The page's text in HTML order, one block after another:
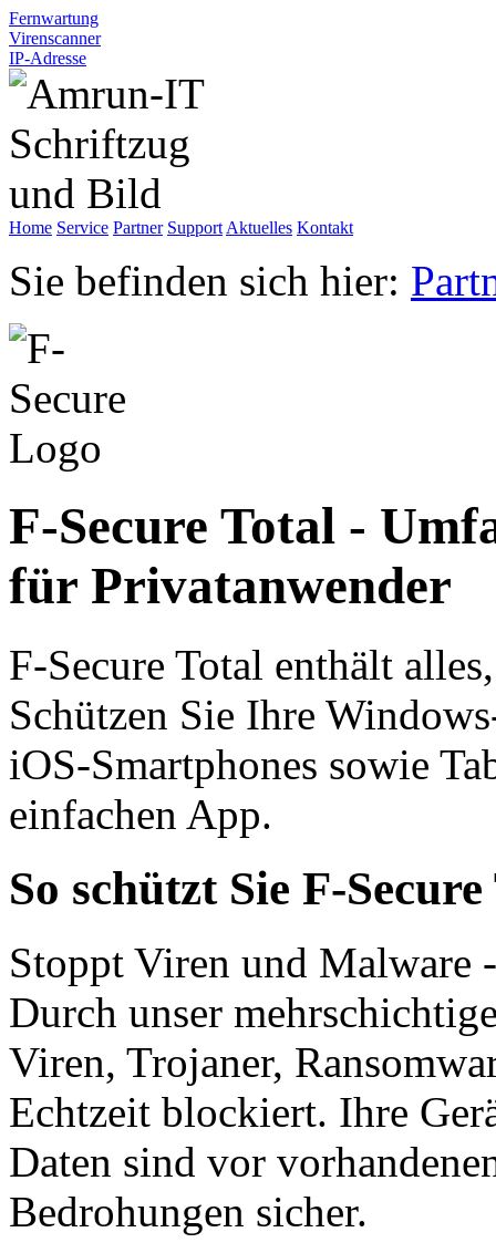
Fernwartung
Virenscanner
IP-Adresse
Home Service Partner Support Aktuelles Kontakt
Sie befinden sich hier:
F-Secure Total -
für Privatanwender
F‑Secure Total enthält
Schützen Sie Ihre
iOS-Smart­phones sowie
einfachen App.
So schützt Sie F-
Stoppt Viren und Malware -
Durch unser
Viren, Trojaner,
Echt­zeit blockiert. Ihre
Daten sind vor
Bedrohungen sicher.